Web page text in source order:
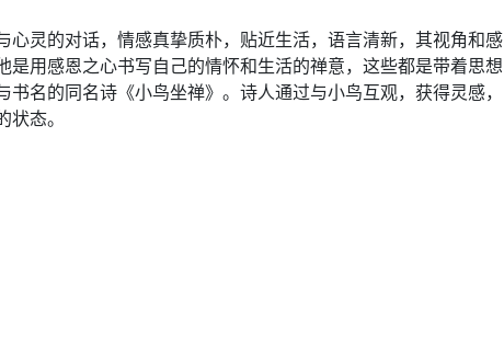
心灵的对话，情感真挚质朴，贴近生活，语言清新，其视角和感
是用感恩之心书写自己的情怀和生活的禅意，这些都是带着思想
名的同名诗《小鸟坐禅》。诗人通过与小鸟互观，获得灵感，
态。